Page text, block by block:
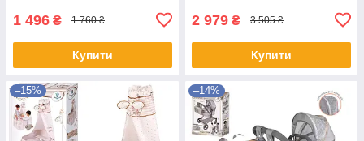
1 496 ₴ 1 760 ₴
Купити
2 979 ₴ 3 505 ₴
Купити
–15% –14%